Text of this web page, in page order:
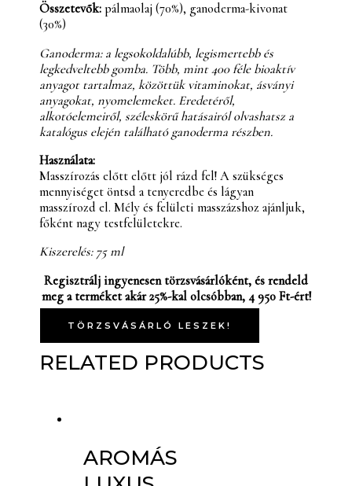
Összetevők:pálmaolaj (70%), ganoderma-kivonat
(30%)
Ganoderma: a legsokoldalúbb, legismertebb és
legkedveltebb gomba. Több, mint 400 féle bioaktív
anyagot tartalmaz, közöttük vitaminokat, ásványi
anyagokat, nyomelemeket. Eredetéről,
alkotóelemeiről, széleskörű hatásairól olvashatsz a
katalógus elején található ganoderma részben.
Használata:
Masszírozás előtt előtt jól rázd fel! A szükséges
mennyiséget öntsd a tenyeredbe és lágyan
masszírozd el. Mély és felületi masszázshoz ajánljuk,
főként nagy testfelületekre.
Kiszerelés: 75 ml
Regisztrálj ingyenesen törzsvásárlóként, és rendeld
meg a terméket akár 25%-kal olcsóbban, 4 950 Ft-ért!
TÖRZSVÁSÁRLÓ LESZEK!
RELATED PRODUCTS
AROMÁS